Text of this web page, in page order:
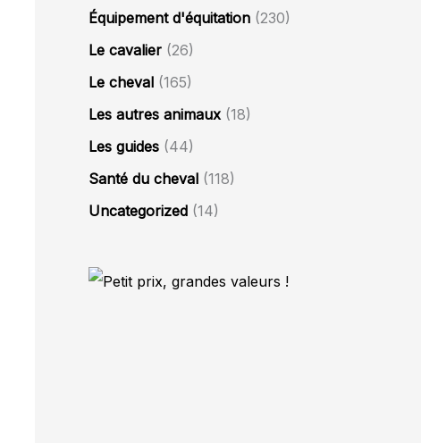
Équipement d'équitation (230)
Le cavalier (26)
Le cheval (165)
Les autres animaux(18)
Les guides (44)
Santé du cheval (118)
Uncategorized (14)